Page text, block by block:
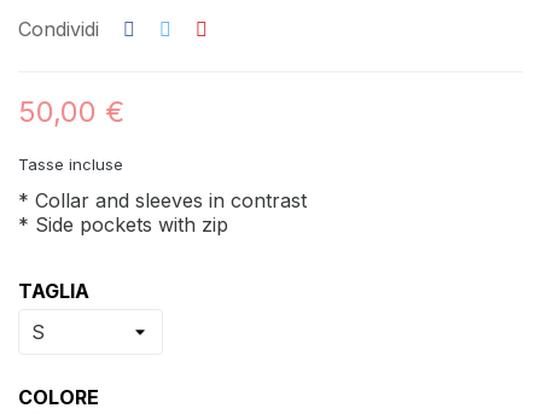
Condividi
50,00 €
Tasse incluse
* Collar and sleeves in contrast
* Side pockets with zip
TAGLIA
COLORE